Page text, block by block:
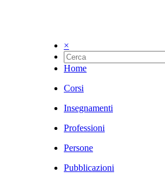
×
Home
Corsi
Insegnamenti
Professioni
Persone
Pubblicazioni